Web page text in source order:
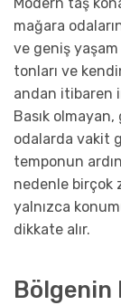
mağara
ve geniş yaşam
tonları ve
andan itibaren
Basık olmayan,
odalarda vakit
temponun
nedenle birçok
yalnızca
dikkate alır.
Bölgenin